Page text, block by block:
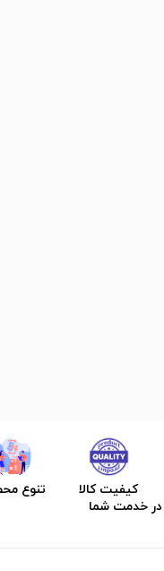
در خدمت شما
کیفیت کالا تنوع